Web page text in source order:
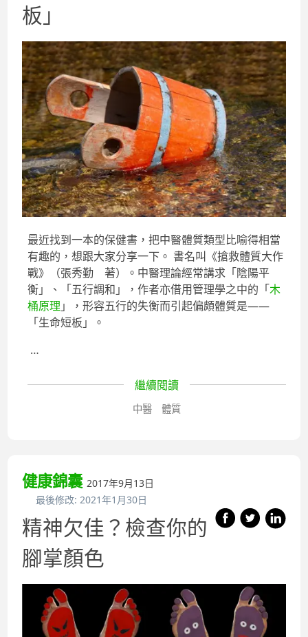
板」
最近找到一本的保健書，把中醫體質類型比喻得相當
有趣的，想跟大家分享一下。 書名叫《搶救體質大作
戰》（張秀勤 著）。中醫理論經常講求「陰陽平
衡」、「五行調和」，作者亦借用管理學之中的「木
桶原理 」，形容五行的失衡而引起偏頗體質是——
「生命短板」。
…
繼續閱讀
中醫 體質
健康錦囊 2017年9月13日
最後修改:2021年1月30日
精神欠佳？檢查你的
腳掌顏色